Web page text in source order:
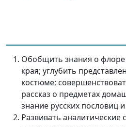
Обобщить знания о флоре
края; углубить
костюме;
рассказ о предметах
знание русских пословиц
Развивать аналитические